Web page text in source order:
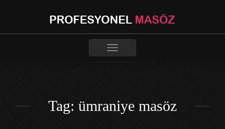
Toggle
Tag: ümraniye masöz